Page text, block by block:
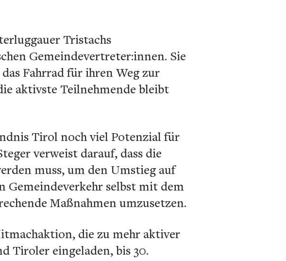
Tristachs
Gemeindevertreter:innen. Sie
Fahrrad für ihren Weg zur
aktivste Teilnehmende bleibt
Tirol noch viel Potenzial für
verweist darauf, dass die
muss, um den Umstieg auf
Gemeindeverkehr selbst mit dem
Maßnahmen umzusetzen.
die zu mehr aktiver
Tiroler eingeladen, bis 30.